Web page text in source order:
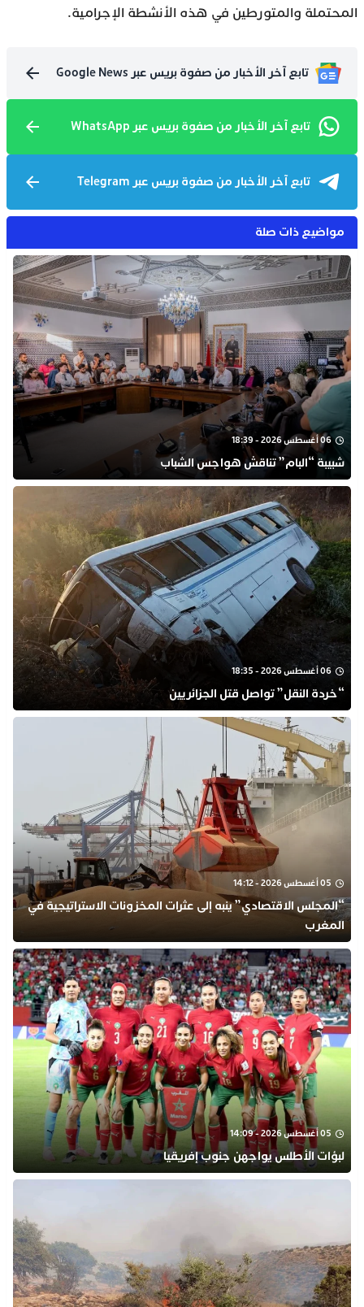
المحتملة والمتورطين في هذه الأنشطة الإجرامية.
تابع آخر الأخبار من صفوة بريس عبر Google News
تابع آخر الأخبار من صفوة بريس عبر WhatsApp
تابع آخر الأخبار من صفوة بريس عبر Telegram
مواضيع ذات صلة
06 أغسطس 2026 - 18:39
شبيبة “البام” تناقش هواجس الشباب
06 أغسطس 2026 - 18:35
“خردة النقل” تواصل قتل الجزائريين
05 أغسطس 2026 - 14:12
“المجلس الاقتصادي” ينبه إلى عثرات المخزونات الاستراتيجية في
المغرب
05 أغسطس 2026 - 14:09
لبؤات الأطلس يواجهن جنوب إفريقيا